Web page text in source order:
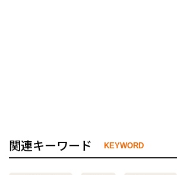
関連キーワード KEYWORD